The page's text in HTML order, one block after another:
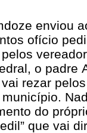
enviou
ofício
o padre
rezar
do
que vai